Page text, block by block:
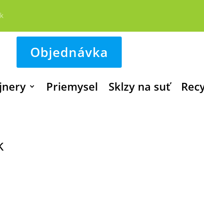
Objednávka
Priemysel Sklzy na suť